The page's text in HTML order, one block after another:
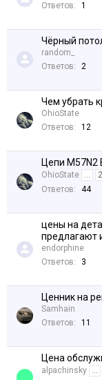
Ответов:
1
Чёрный
random_
Ответов:
2
Чем убрать
OhioState
Ответов:
12
Цепи M57N2
OhioState ... 2
Ответов:
44
цены на
предлагают
endorphine
Ответов:
3
Ценник на
Samhain
Ответов:
11
Цена
alpachinsky ...